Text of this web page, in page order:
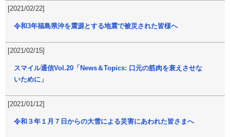
[2021/02/22]
令和3年福島県沖を震源とする地震で被災された皆様へ
[2021/02/15]
スマイル通信Vol.20「News＆Topics: 口元の筋肉を衰えさせな
いために」
[2021/01/12]
令和３年１月７日からの大雪による災害にあわれた皆さまへ